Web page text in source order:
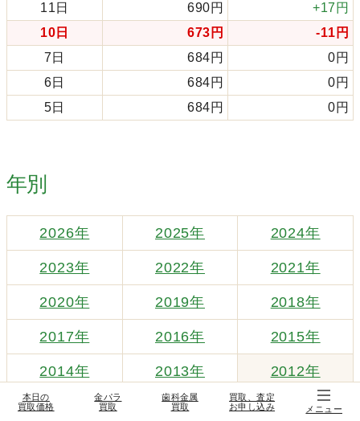
本日の
買取価格
金パラ
買取
歯科金属
買取
買取、査定
お申し込み
11日
690円
+17円
10日
673円
-11円
7日
684円
0円
6日
684円
0円
5日
684円 0円
年別
2026年 2025年 2024年
2023年 2022年 2021年
2020年 2019年 2018年
2017年 2016年 2015年
2014年 2013年 2012年